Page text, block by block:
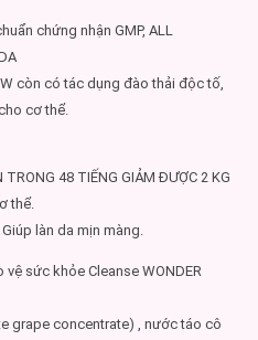
chứng nhận GMP, ALL
còn có tác dụng đào thải độc tố,
cơ thể.
TRONG 48 TIẾNG GIẢM ĐƯỢC 2 KG
thể.
làn da mịn màng.
sức khỏe Cleanse WONDER
grape concentrate) , nước táo cô